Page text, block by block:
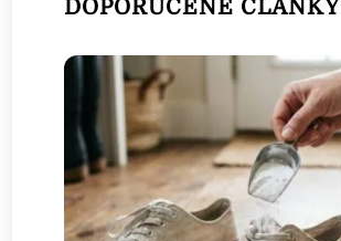
DOPORUČENÉ ČLÁNKY